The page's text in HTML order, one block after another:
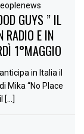
GUYS ” IL
RADIO E IN
1°MAGGIO
anticipa in Italia il
Mika “No Place
[…]